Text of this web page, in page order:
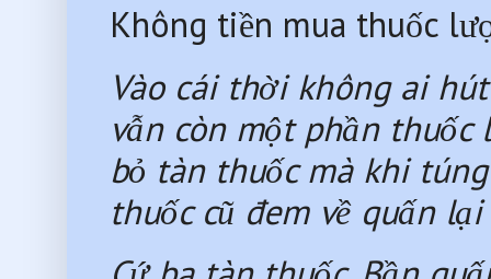
Không tiền mua thuốc
Vào cái thời không ai
vẫn còn một phần
bỏ tàn thuốc mà khi
thuốc cũ đem về quấn